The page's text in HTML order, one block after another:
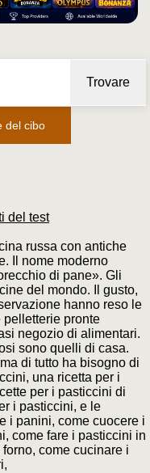
Trovare
del cibo
del test
russa con antiche
Il nome moderno
di pane». Gli
del mondo. Il gusto,
hanno reso le
pelletterie pronte
negozio di alimentari.
sono quelli di casa.
di tutto ha bisogno di
una ricetta per i
per i pasticcini di
i pasticcini, e le
i panini, come cuocere i
come fare i pasticcini in
come cucinare i